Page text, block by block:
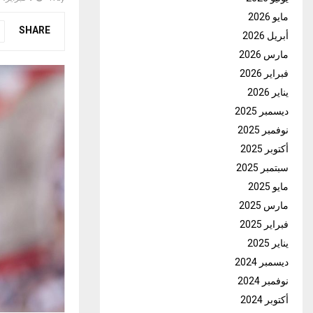
SHARE
مايو 2026
أبريل 2026
مارس 2026
فبراير 2026
يناير 2026
ديسمبر 2025
نوفمبر 2025
أكتوبر 2025
سبتمبر 2025
مايو 2025
مارس 2025
فبراير 2025
يناير 2025
ديسمبر 2024
نوفمبر 2024
أكتوبر 2024